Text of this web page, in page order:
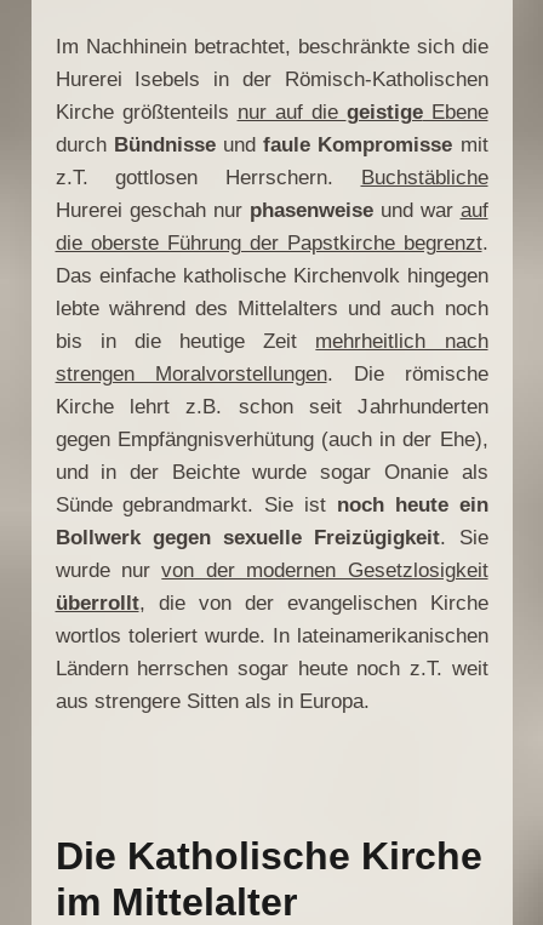
Im Nachhinein betrachtet, beschränkte sich die
Hurerei Isebels in der Römisch-Katholischen
Kirche größtenteils nur auf die geistigeEbene
durch Bündnisseundfaule Kompromisse mit
z.T. gottlosen Herrschern. Buchstäbliche
Hurerei geschah nur phasenweiseund war auf
die oberste Führung der Papstkirche begrenzt.
Das einfache katholische Kirchenvolk hingegen
lebte während des Mittelalters und auch noch
bis in die heutige Zeit mehrheitlich nach
strengen Moralvorstellungen. Die römische
Kirche lehrt z.B. schon seit Jahrhunderten
gegen Empfängnisverhütung (auch in der Ehe),
und in der Beichte wurde sogar Onanie als
Sünde gebrandmarkt. Sie ist noch heute ein
Bollwerk gegen sexuelle Freizügigkeit. Sie
wurde nurvon der modernen Gesetzlosigkeit
überrollt, die von der evangelischen Kirche
wortlos toleriert wurde. In lateinamerikanischen
Ländern herrschen sogar heute noch z.T. weit
aus strengere Sitten als in Europa.
Die Katholische Kirche
im Mittelalter